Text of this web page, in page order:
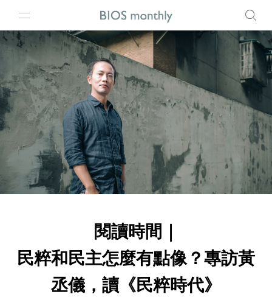
閱讀時間｜
民粹和民主怎麼有點像？專訪黃
丞儀，讀《民粹時代》